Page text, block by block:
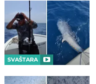
SVAŠTARA